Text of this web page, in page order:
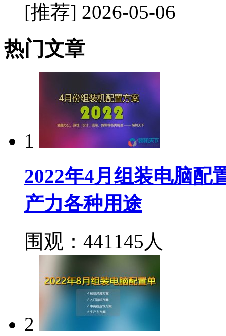
[推荐] 2026-05-06
热门文章
1
2022年4月组装电脑配
产力各种用途
围观：441145人
2